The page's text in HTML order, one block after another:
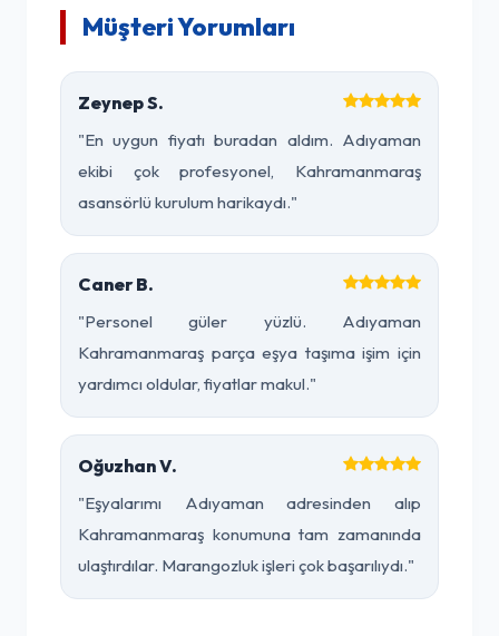
Müşteri Yorumları
Zeynep S.
"En uygun fiyatı buradan aldım. Adıyaman
ekibi çok profesyonel, Kahramanmaraş
asansörlü kurulum harikaydı."
Caner B.
"Personel güler yüzlü. Adıyaman
Kahramanmaraş parça eşya taşıma işim için
yardımcı oldular, fiyatlar makul."
Oğuzhan V.
"Eşyalarımı Adıyaman adresinden alıp
Kahramanmaraş konumuna tam zamanında
ulaştırdılar. Marangozluk işleri çok başarılıydı."